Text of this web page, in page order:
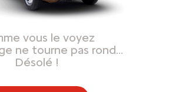
vous le voyez
ne tourne pas rond…
Désolé !